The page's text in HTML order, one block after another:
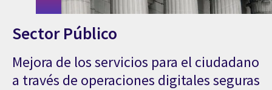
Sector Público
Mejora de los servicios para el ciudadano
a través de operaciones digitales seguras